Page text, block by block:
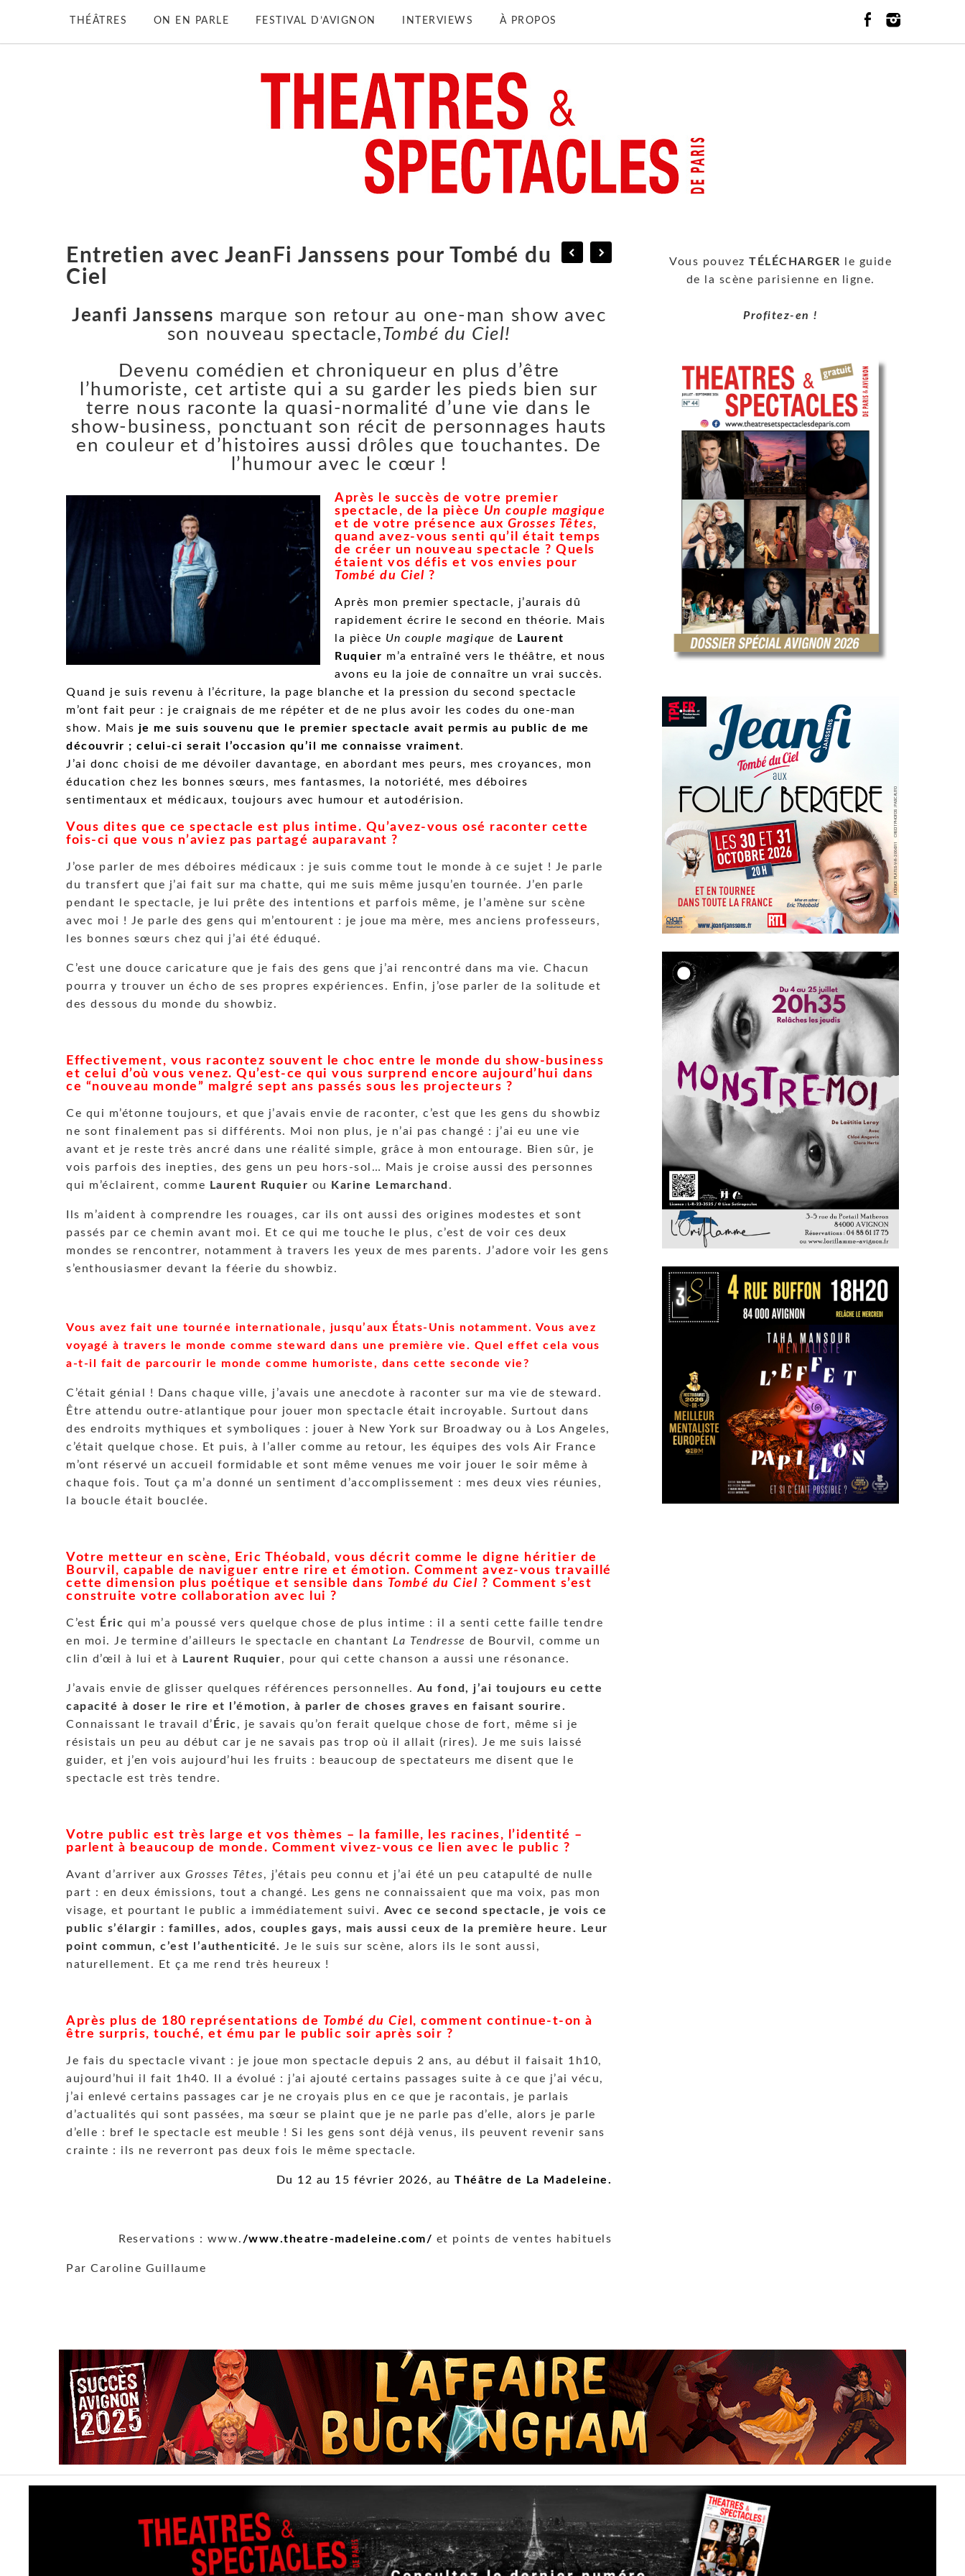
THÉÂTRES ON EN PARLE FESTIVAL D’AVIGNON INTERVIEWS À PROPOS
Entretien avec JeanFi Janssens pour Tombé du
Ciel
Jeanfi Janssens marque son retour au one-man show avec
son nouveau spectacle,Tombé du Ciel!
Devenu comédien et chroniqueur en plus d’être
l’humoriste, cet artiste qui a su garder les pieds bien sur
terre nous raconte la quasi-normalité d’une vie dans le
show-business, ponctuant son récit de personnages hauts
en couleur et d’histoires aussi drôles que touchantes. De
l’humour avec le cœur !
Après le succès de votre premier
spectacle, de la pièce Un couple magique
et de votre présence aux Grosses Têtes,
quand avez-vous senti qu’il était temps
de créer un nouveau spectacle ? Quels
étaient vos défis et vos envies pour
Tombé du Ciel ?
Après mon premier spectacle, j’aurais dû
rapidement écrire le second en théorie. Mais
la pièce Un couple magique de
Laurent
Ruquier m’a entraîné vers le théâtre, et nous
avons eu la joie de connaître un vrai succès.
Quand je suis revenu à l’écriture, la page blanche et la pression du second spectacle
m’ont fait peur : je craignais de me répéter et de ne plus avoir les codes du one-man
show. Mais je me suis souvenu que le premier spectacle avait permis au public de me
découvrir ; celui-ci serait l’occasion qu’il me connaisse vraiment.
J’ai donc choisi de me dévoiler davantage, en abordant mes peurs, mes croyances, mon
éducation chez les bonnes sœurs, mes fantasmes, la notoriété, mes déboires
sentimentaux et médicaux, toujours avec humour et autodérision.
Vous dites que ce spectacle est plus intime. Qu’avez-vous osé raconter cette
fois-ci que vous n’aviez pas partagé auparavant ?
J’ose parler de mes déboires médicaux : je suis comme tout le monde à ce sujet ! Je parle
du transfert que j’ai fait sur ma chatte, qui me suis même jusqu’en tournée. J’en parle
pendant le spectacle, je lui prête des intentions et parfois même, je l’amène sur scène
avec moi ! Je parle des gens qui m’entourent : je joue ma mère, mes anciens professeurs,
les bonnes sœurs chez qui j’ai été éduqué.
C’est une douce caricature que je fais des gens que j’ai rencontré dans ma vie. Chacun
pourra y trouver un écho de ses propres expériences. Enfin, j’ose parler de la solitude et
des dessous du monde du showbiz.
Effectivement, vous racontez souvent le choc entre le monde du show-business
et celui d’où vous venez. Qu’est-ce qui vous surprend encore aujourd’hui dans
ce “nouveau monde” malgré sept ans passés sous les projecteurs ?
Ce qui m’étonne toujours, et que j’avais envie de raconter, c’est que les gens du showbiz
ne sont finalement pas si différents. Moi non plus, je n’ai pas changé : j’ai eu une vie
avant et je reste très ancré dans une réalité simple, grâce à mon entourage. Bien sûr, je
vois parfois des inepties, des gens un peu hors-sol… Mais je croise aussi des personnes
qui m’éclairent, comme
Laurent Ruquier ou Karine Lemarchand .
Ils m’aident à comprendre les rouages, car ils ont aussi des origines modestes et sont
passés par ce chemin avant moi. Et ce qui me touche le plus, c’est de voir ces deux
mondes se rencontrer, notamment à travers les yeux de mes parents. J’adore voir les gens
s’enthousiasmer devant la féerie du showbiz.
Vous avez fait une tournée internationale, jusqu’aux États-Unis notamment. Vous avez
voyagé à travers le monde comme steward dans une première vie. Quel effet cela vous
a-t-il fait de parcourir le monde comme humoriste, dans cette seconde vie?
C’était génial ! Dans chaque ville, j’avais une anecdote à raconter sur ma vie de steward.
Être attendu outre-atlantique pour jouer mon spectacle était incroyable. Surtout dans
des endroits mythiques et symboliques : jouer à New York sur Broadway ou à Los Angeles,
c’était quelque chose. Et puis, à l’aller comme au retour, les équipes des vols Air France
m’ont réservé un accueil formidable et sont même venues me voir jouer le soir même à
chaque fois. Tout ça m’a donné un sentiment d’accomplissement : mes deux vies réunies,
la boucle était bouclée.
Votre metteur en scène, Eric Théobald, vous décrit comme le digne héritier de
Bourvil, capable de naviguer entre rire et émotion. Comment avez-vous travaillé
cette dimension plus poétique et sensible dans Tombé du Ciel ? Comment s’est
construite votre collaboration avec lui ?
C’est Éric qui m’a poussé vers quelque chose de plus intime : il a senti cette faille tendre
en moi. Je termine d’ailleurs le spectacle en chantant La Tendresse de Bourvil, comme un
clin d’œil à lui et à
Laurent Ruquier, pour qui cette chanson a aussi une résonance.
J’avais envie de glisser quelques références personnelles. Au fond, j’ai toujours eu cette
capacité à doser le rire et l’émotion, à parler de choses graves en faisant sourire.
Connaissant le travail d’ Éric, je savais qu’on ferait quelque chose de fort, même si je
résistais un peu au début car je ne savais pas trop où il allait (rires). Je me suis laissé
guider, et j’en vois aujourd’hui les fruits : beaucoup de spectateurs me disent que le
spectacle est très tendre.
Votre public est très large et vos thèmes – la famille, les racines, l’identité –
parlent à beaucoup de monde. Comment vivez-vous ce lien avec le public ?
Avant d’arriver aux Grosses Têtes, j’étais peu connu et j’ai été un peu catapulté de nulle
part : en deux émissions, tout a changé. Les gens ne connaissaient que ma voix, pas mon
visage, et pourtant le public a immédiatement suivi. Avec ce second spectacle, je vois ce
public s’élargir : familles, ados, couples gays, mais aussi ceux de la première heure. Leur
point commun, c’est l’authenticité.
Je le suis sur scène, alors ils le sont aussi,
naturellement. Et ça me rend très heureux !
Après plus de 180 représentations de Tombé du Cie l, comment continue-t-on à
être surpris, touché, et ému par le public soir après soir ?
Je fais du spectacle vivant : je joue mon spectacle depuis 2 ans, au début il faisait 1h10,
aujourd’hui il fait 1h40. Il a évolué : j’ai ajouté certains passages suite à ce que j’ai vécu,
j’ai enlevé certains passages car je ne croyais plus en ce que je racontais, je parlais
d’actualités qui sont passées, ma sœur se plaint que je ne parle pas d’elle, alors je parle
d’elle : bref le spectacle est meuble ! Si les gens sont déjà venus, ils peuvent revenir sans
crainte : ils ne reverront pas deux fois le même spectacle.
Du 12 au 15 février 2026, au Théâtre de La Madeleine.
Reservations : www. /www.theatre-madeleine.com/ et points de ventes habituels
Par Caroline Guillaume
Vous pouvez TÉLÉCHARGER le guide
de la scène parisienne en ligne.
Profitez-en !